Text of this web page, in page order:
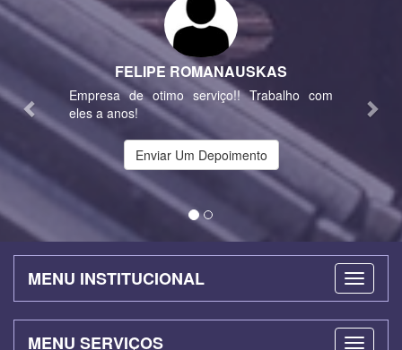
FELIPE ROMANAUSKAS
Empresa de otimo serviço!! Trabalho com
eles a anos!
Enviar Um Depoimento
MENU INSTITUCIONAL
MENU SERVIÇOS